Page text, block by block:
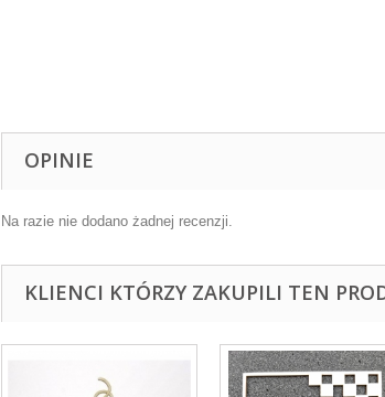
OPINIE
Na razie nie dodano żadnej recenzji.
KLIENCI KTÓRZY ZAKUPILI TEN